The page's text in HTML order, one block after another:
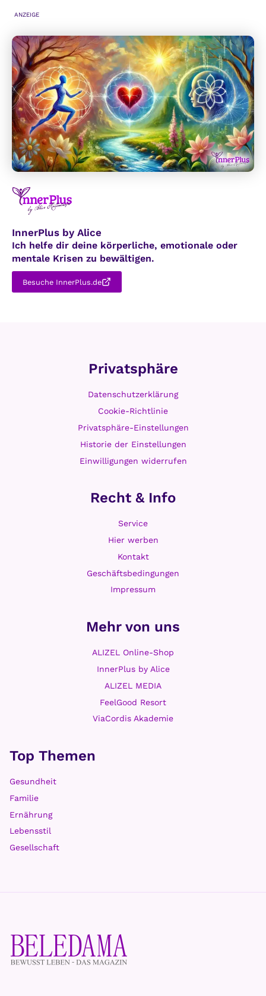
WAS
DU
IN
WAHRHEIT
BIST
ANZEIGE
InnerPlus by Alice
Ich helfe dir deine körperliche, emotionale oder
mentale Krisen zu bewältigen.
Besuche InnerPlus.de
Top Themen
Gesundheit
Familie
Ernährung
Lebensstil
Gesellschaft
Mehr von uns
ALIZEL Online-Shop
InnerPlus by Alice
ALIZEL MEDIA
FeelGood Resort
ViaCordis Akademie
Recht & Info
Service
Hier werben
Kontakt
Geschäftsbedingungen
Impressum
Privatsphäre
Datenschutzerklärung
Cookie-Richtlinie
Privatsphäre-Einstellungen
Historie der Einstellungen
Einwilligungen widerrufen